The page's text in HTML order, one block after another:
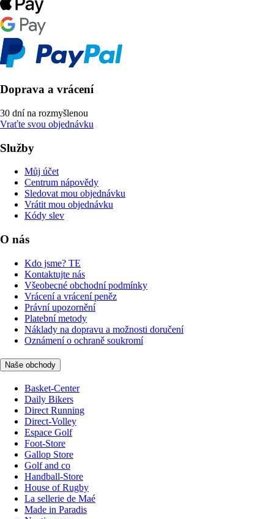
Doprava a vrácení
30 dní na rozmyšlenou
Vraťte svou objednávku
Služby
Můj účet
Centrum nápovědy
Sledovat mou objednávku
Vrátit mou objednávku
Kódy slev
O nás
Kdo jsme? TE
Kontaktujte nás
Všeobecné obchodní podmínky
Vrácení a vrácení peněz
Právní upozornění
Platební metody
Náklady na dopravu a možnosti doručení
Oznámení o ochraně soukromí
Naše obchody
Basket-Center
Daily Bikers
Direct Running
Direct-Volley
Espace Golf
Foot-Store
Gallop Store
Golf and co
Handball-Store
House of Rugby
La sellerie de Maé
Made in Paradis